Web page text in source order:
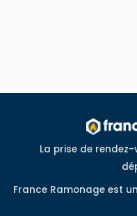
La prise de
France Ramonage est